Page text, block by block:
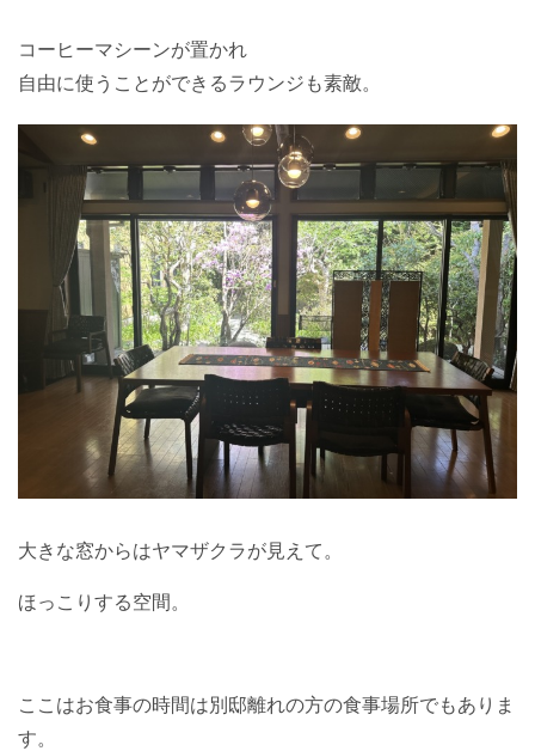
コーヒーマシーンが置かれ
自由に使うことができるラウンジも素敵。
大きな窓からはヤマザクラが見えて。
ほっこりする空間。
ここはお食事の時間は別邸離れの方の食事場所でもありま
す。